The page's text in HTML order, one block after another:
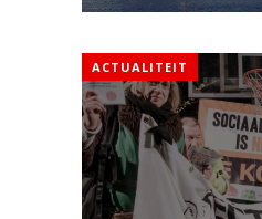
ACTUALITEIT